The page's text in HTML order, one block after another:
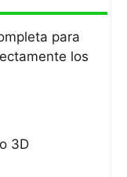
de
para
los
3D